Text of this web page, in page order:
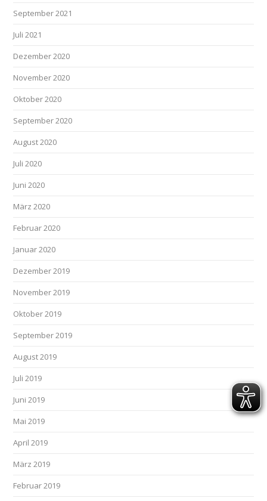
September 2021
Juli 2021
Dezember 2020
November 2020
Oktober 2020
September 2020
August 2020
Juli 2020
Juni 2020
März 2020
Februar 2020
Januar 2020
Dezember 2019
November 2019
Oktober 2019
September 2019
August 2019
Juli 2019
Juni 2019
Mai 2019
April 2019
März 2019
Februar 2019